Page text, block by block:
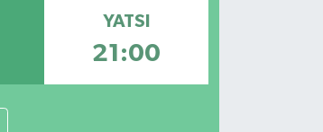
YATSI
21:00